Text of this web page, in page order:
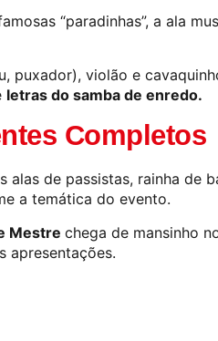
“paradinhas”, a ala
puxador), violão e
letras do samba de enredo.
Completos
de passistas, rainha de
a temática do evento.
Mestre chega de mansinho
apresentações.